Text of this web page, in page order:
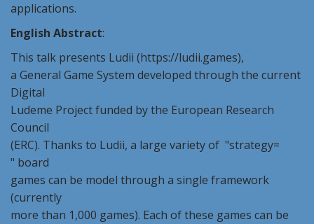
applications.
English Abstract:
This talk presents Ludii (https://ludii.games),
a General Game System developed through the current
Digital
Ludeme Project funded by the European Research
Council
(ERC). Thanks to Ludii, a large variety of "strategy=
" board
games can be model through a single framework
(currently
more than 1,000 games). Each of these games can be